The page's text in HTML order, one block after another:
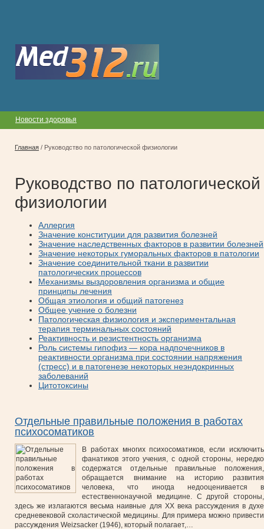
Новости здоровья
Главная / Руководство по патологической физиологии
Руководство по патологической
физиологии
Аллергия
Значение конституции для развития болезней
Значение наследственных факторов в развитии болезней
Значение некоторых гуморальных факторов в патологии
Значение соединительной ткани в развитии
патологических процессов
Механизмы выздоровления организма и общие
принципы лечения
Общая этиология и общий патогенез
Общее учение о болезни
Патологическая физиология и экспериментальная
терапия терминальных состояний
Реактивность и резистентность организма
Роль системы гипофиз — кора надпочечников в
реактивности организма при состоянии напряжения
(стресс) и в патогенезе некоторых неэндокринных
заболеваний
Цитотоксины
Отдельные правильные положения в работах
психосоматиков
В работах многих психосоматиков, если исключить
фанатиков этого учения, с одной стороны, нередко
содержатся отдельные правильные положения,
обращается внимание на историю развития
человека, что иногда недооценивается в
естественнонаучной медицине. С другой стороны,
здесь же излагаются весьма наивные для XX века рассуждения в духе
средневековой схоластической медицины. Для примера можно привести
рассуждения Weizsacker (1946), который полагает,…